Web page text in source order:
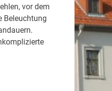
vor dem
Beleuchtung